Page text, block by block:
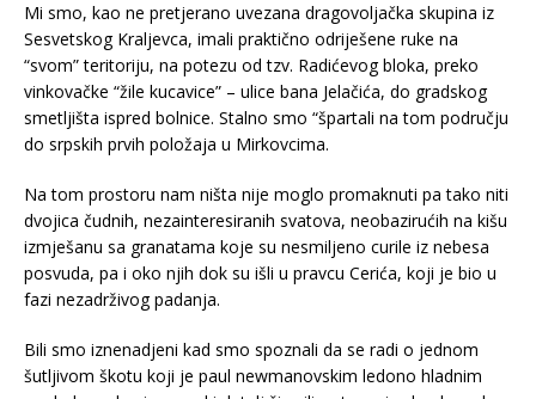
Mi smo, kao ne pretjerano uvezana dragovoljačka skupina iz
Sesvetskog Kraljevca, imali praktično odriješene ruke na
“svom” teritoriju, na potezu od tzv. Radićevog bloka, preko
vinkovačke “žile kucavice” – ulice bana Jelačića, do gradskog
smetljišta ispred bolnice. Stalno smo “špartali na tom području
do srpskih prvih položaja u Mirkovcima.
Na tom prostoru nam ništa nije moglo promaknuti pa tako niti
dvojica čudnih, nezainteresiranih svatova, neobazirućih na kišu
izmješanu sa granatama koje su nesmiljeno curile iz nebesa
posvuda, pa i oko njih dok su išli u pravcu Cerića, koji je bio u
fazi nezadrživog padanja.
Bili smo iznenadjeni kad smo spoznali da se radi o jednom
šutljivom škotu koji je paul newmanovskim ledono hladnim